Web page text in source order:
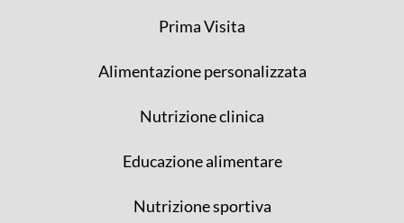
Prima Visita
Alimentazione personalizzata
Nutrizione clinica
Educazione alimentare
Nutrizione sportiva